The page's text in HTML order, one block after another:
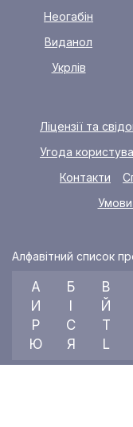
Неогабін
Виданол
Укрлів
Ліцензії та
Угода
Контакти
Алфавітний список
А Б В
И
Й
Р
С Т
Ю
Я L